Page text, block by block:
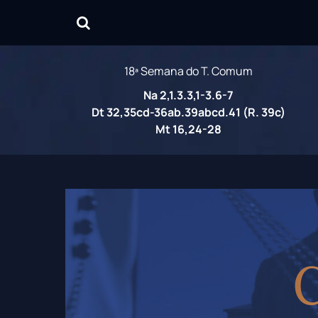
18ª Semana do T. Comum
Na 2,1.3.3,1-3.6-7
Dt 32,35cd-36ab.39abcd.41 (R. 39c)
Mt 16,24-28